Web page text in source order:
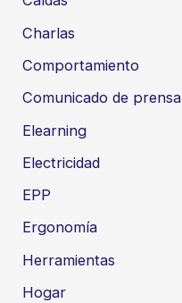
Charlas
Comportamiento
Comunicado de prensa
Elearning
Electricidad
EPP
Ergonomía
Herramientas
Hogar